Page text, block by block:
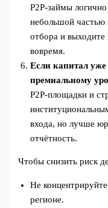
P2P‑займы
небольшой частью
отбора и
вовремя.
Если капитал
премиальному
P2P‑площадки и
входа, но лучше
отчётность.
Чтобы снизить риск
Не
регионе.